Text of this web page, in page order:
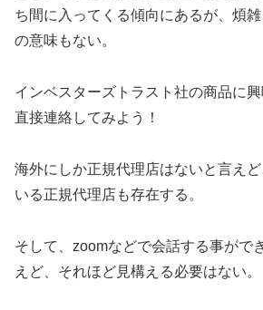
ち間に入ってくる傾向にあるが、煩
の意味もない。
インベスターズトラスト社の商品に
直接連絡してみよう！
海外にしか正規代理店はないと言え
いる正規代理店も存在する。
そして、zoomなどで会話する事がで
えど、それほど見構える必要はない。